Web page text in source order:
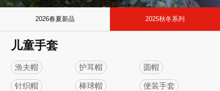
2026春夏新品 2025秋冬系列
儿童手套
渔夫帽 护耳帽 圆帽
针织帽 棒球帽 便装手套